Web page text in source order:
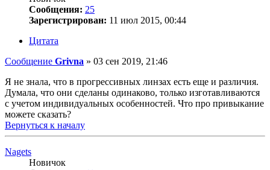
Сообщения: 25
Зарегистрирован: 11 июл 2015, 00:44
Цитата
Сообщение Grivna » 03 сен 2019, 21:46
Я не знала, что в прогрессивных линзах есть еще и различия.
Думала, что они сделаны одинаково, только изготавливаются
с учетом индивидуальных особенностей. Что про привыкание
можете сказать?
Вернуться к началу
Nagets
Новичок